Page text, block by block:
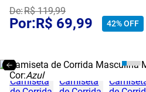
R$ 119,99
R$ 69,99 42%OFF
Cor:Azul